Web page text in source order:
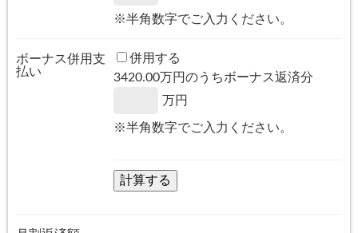
※半角数字でご入力ください。
ボーナス併用支
払い
併用する
3420.00万円のうちボーナス返済分
万円
※半角数字でご入力ください。